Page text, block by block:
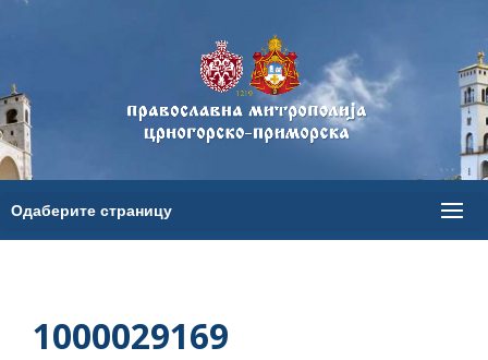
1000029169